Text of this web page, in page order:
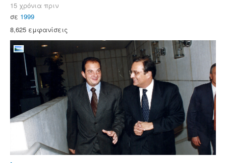
15 χρόνια πριν
σε 1999
8,625 εμφανίσεις